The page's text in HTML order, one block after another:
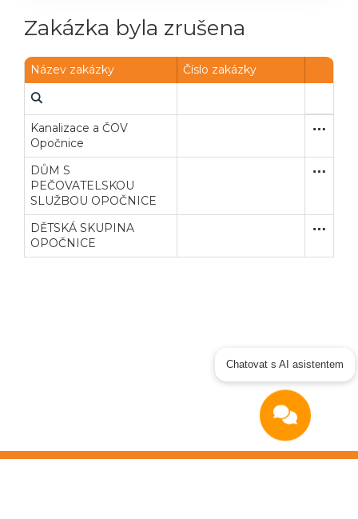
Zakázka byla zrušena
Název zakázky Číslo zakázky
Kanalizace a ČOV
Opočnice
DŮM S
PEČOVATELSKOU
SLUŽBOU OPOČNICE
DĚTSKÁ SKUPINA
OPOČNICE
Chatovat s AI asistentem